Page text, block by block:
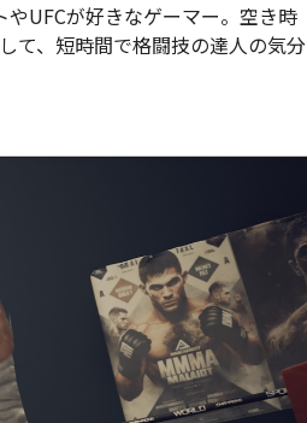
UFCが好きなゲーマー。空き時
て、短時間で格闘技の達人の気分